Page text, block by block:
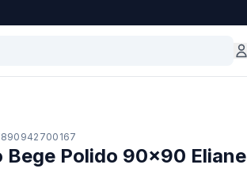
Bege Polido 90x90 Eliane